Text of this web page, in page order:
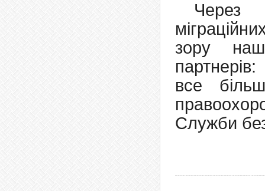
Через
зору
все
Служби